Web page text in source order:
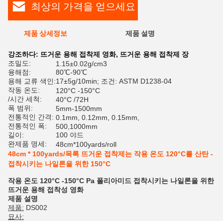
최상의 가격을 얻으세요
제품 상세정보 제품 설명
강조하다: 뜨거운 용해 접착제 영화, 뜨거운 용해 접착제 장
조밀도:
1.15±0.02g/cm3
융해점:
80℃-90℃
용해 교류 색인:17±5g/10min; 조건: ASTM D1238-04
작동 온도:
120°C -150°C
/시간 세척:
40°C /72H
폭 범위:
5mm-1500mm
전통적인 간격: 0.1mm, 0.12mm, 0.15mm,
전통적인 폭:
500,1000mm
길이:
100 야드
완제품 명세:
48cm*100yards/roll
48cm * 100yards/목록 뜨거운 접착제는 작용 온도 120°C를 산탄 -
접착시키는 나일론을 위한 150°C
작용 온도 120°C -150°C Pa 폴리아미드 접착시키는 나일론을 위한
뜨거운 용해 접착성 영화
제품 설명
제품: DS002
묘사: